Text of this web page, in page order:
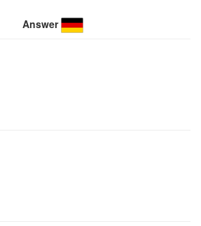
Answer